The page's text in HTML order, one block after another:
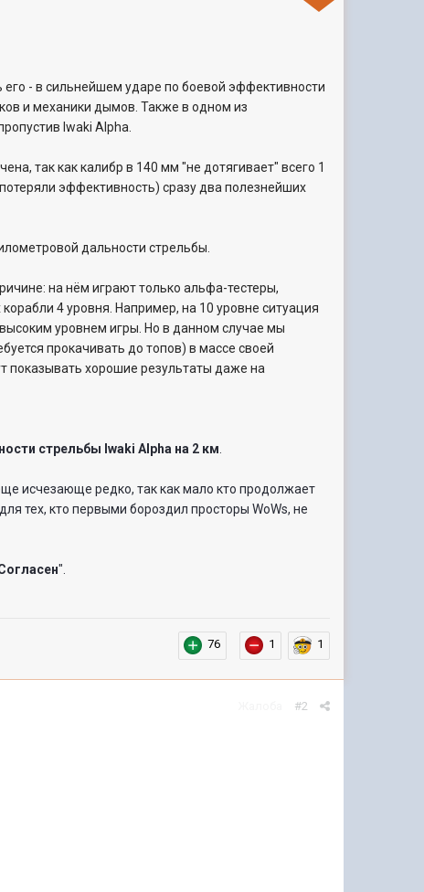
- в сильнейшем ударе по боевой эффективности
и механики дымов. Также в одном из
Iwaki Alpha.
так как калибр в 140 мм "не дотягивает" всего 1
эффективность) сразу два полезнейших
дальности стрельбы.
на нём играют только альфа-тестеры,
4 уровня. Например, на 10 уровне ситуация
уровнем игры. Но в данном случае мы
прокачивать до топов) в массе своей
показывать хорошие результаты даже на
стрельбы Iwaki Alpha на 2 км
исчезающе редко, так как мало кто продолжает
тех, кто первыми бороздил просторы WoWs, не
".
76 1 1
#2